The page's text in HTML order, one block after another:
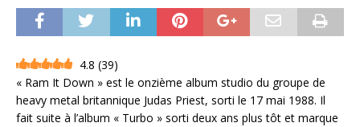
4.8 (39)
« Ram It Down » est le onzième album studio du groupe de
heavy metal britannique Judas Priest, sorti le 17 mai 1988. Il
fait suite à l’album « Turbo » sorti deux ans plus tôt et marque